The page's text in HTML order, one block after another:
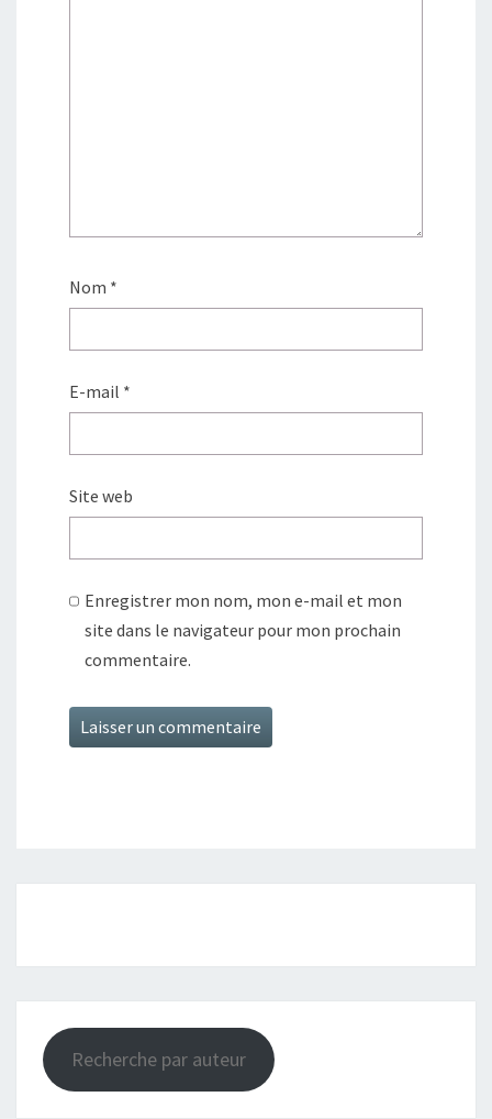
Nom *
E-mail *
Site web
Enregistrer mon nom, mon e-mail et mon
site dans le navigateur pour mon prochain
commentaire.
Recherche par auteur